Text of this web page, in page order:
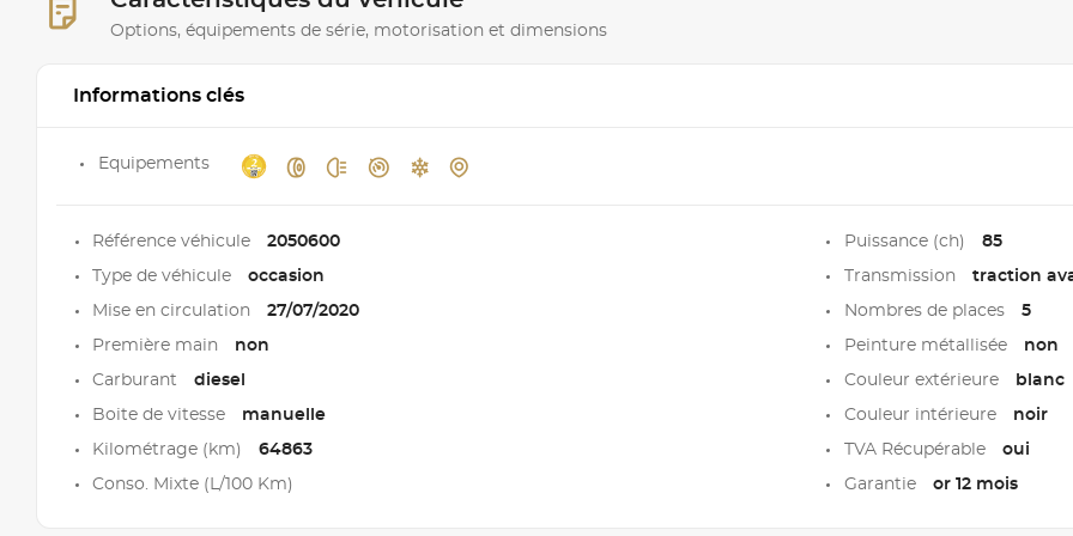
Options, équipements de série, motorisation et dimensions
Informations clés
Equipements
Référence véhicule 2050600
Type de véhicule occasion
Mise en circulation 27/07/2020
Première main non
Carburant diesel
Boite de vitesse manuelle
Kilométrage (km) 64863
Conso. Mixte (L/100 Km)
Puissance (ch) 85
Transmission traction
Nombres de places 5
Peinture métallisée non
Couleur extérieure blanc
Couleur intérieure noir
TVA Récupérable oui
Garantie or 12 mois